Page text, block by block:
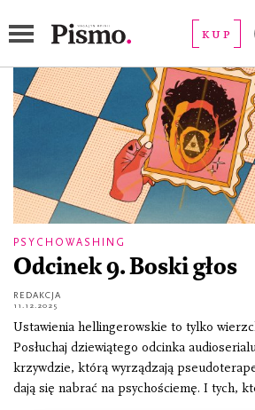
KUP
PSYCHOWASHING
Odcinek 9. Boski głos
REDAKCJA
11.12.2025
Ustawienia hellingerowskie to tylko
Posłuchaj dziewiątego odcinka
krzywdzie, którą wyrządzają
dają się nabrać na psychościemę. I tych,